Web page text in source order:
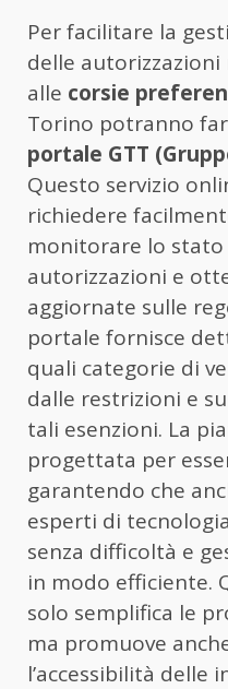
Per facilitare la
delle autorizzazioni
alle corsie
Torino potranno
portale GTT
Questo servizio
richiedere
monitorare lo
autorizzazioni e
aggiornate sulle
portale fornisce
quali categorie di
dalle restrizioni e
tali esenzioni. La
progettata per
garantendo che
esperti di
senza difficoltà e
in modo efficiente.
solo semplifica le
ma promuove
l’accessibilità delle